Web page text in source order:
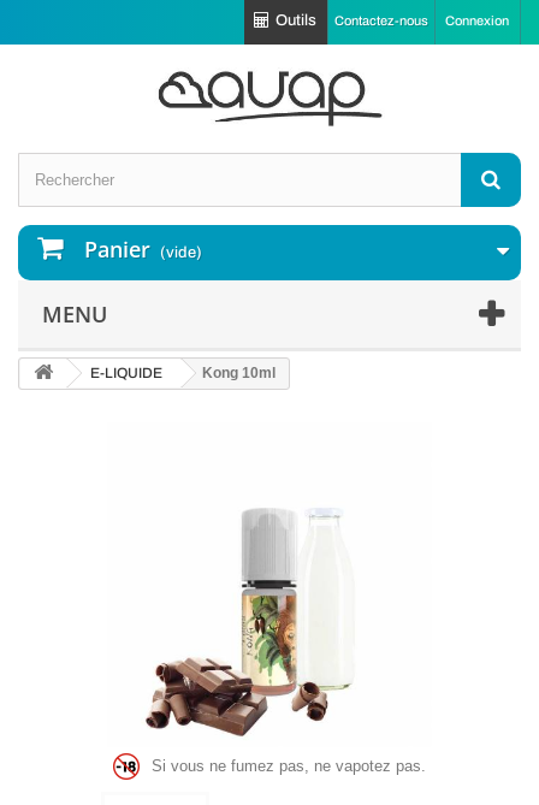
Connexion
Contactez-nous
Outils
Panier (vide)
MENU
E-LIQUIDE Kong 10ml
Si vous ne fumez pas, ne vapotez pas.